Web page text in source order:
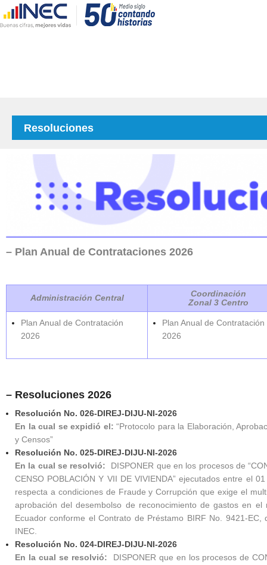
Resoluciones
– Plan Anual de Contrataciones 2026
Administración Central
Coordinación
Zonal 3 Centro
Plan Anual de Contratación
2026
Plan Anual de Contratación
2026
– Resoluciones 2026
Resolución No. 026-DIREJ-DIJU-NI-2026
En la cual se expidió el: “Protocolo para la Elaboración,
y Censos”
Resolución No. 025-DIREJ-DIJU-NI-2026
En la cual se resolvió: DISPONER que en los procesos de
CENSO POBLACIÓN Y VII DE VIVIENDA” ejecutados entre el
respecta a condiciones de Fraude y Corrupción que exige el
aprobación del desembolso de reconocimiento de gastos en
Ecuador conforme el Contrato de Préstamo BIRF No. 9421-
INEC.
Resolución No. 024-DIREJ-DIJU-NI-2026
En la cual se resolvió: DISPONER que en los procesos de